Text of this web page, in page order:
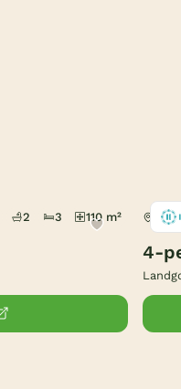
2 3 110 m² Het
4-